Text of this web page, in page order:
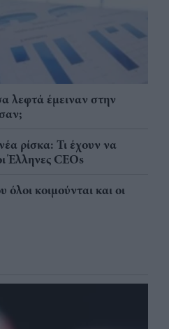
λεφτά έμειναν στην
ρίσκα: Τι έχουν να
Έλληνες CEOs
κοιμούνται και οι